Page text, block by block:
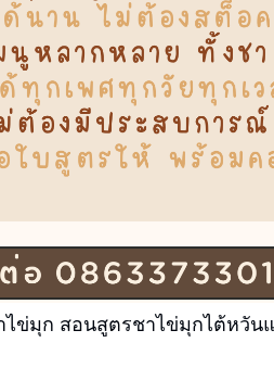
ไข่มุก สอนสูตรชาไข่มุกไต้หวัน